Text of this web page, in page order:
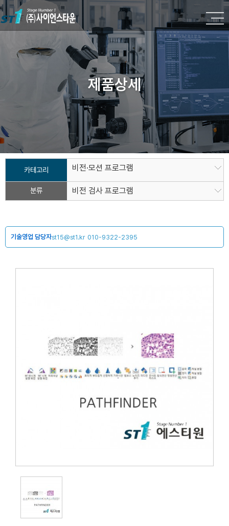
제품상세
카테고리 비전·모션 프로그램
분류 비전 검사 프로그램
기술영업 담당자st15@st1.kr 010-9322-2395